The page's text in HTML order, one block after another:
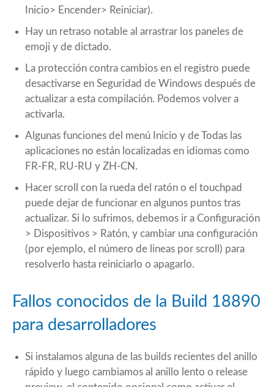
Inicio> Encender> Reiniciar).
Hay un retraso notable al arrastrar los paneles de
emoji y de dictado.
La protección contra cambios en el registro puede
desactivarse en Seguridad de Windows después de
actualizar a esta compilación. Podemos volver a
activarla.
Algunas funciones del menú Inicio y de Todas las
aplicaciones no están localizadas en idiomas como
FR-FR, RU-RU y ZH-CN.
Hacer scroll con la rueda del ratón o el touchpad
puede dejar de funcionar en algunos puntos tras
actualizar. Si lo sufrimos, debemos ir a Configuración
> Dispositivos > Ratón, y cambiar una configuración
(por ejemplo, el número de lineas por scroll) para
resolverlo hasta reiniciarlo o apagarlo.
Fallos conocidos de la Build 18890
para desarrolladores
Si instalamos alguna de las builds recientes del anillo
rápido y luego cambiamos al anillo lento o release